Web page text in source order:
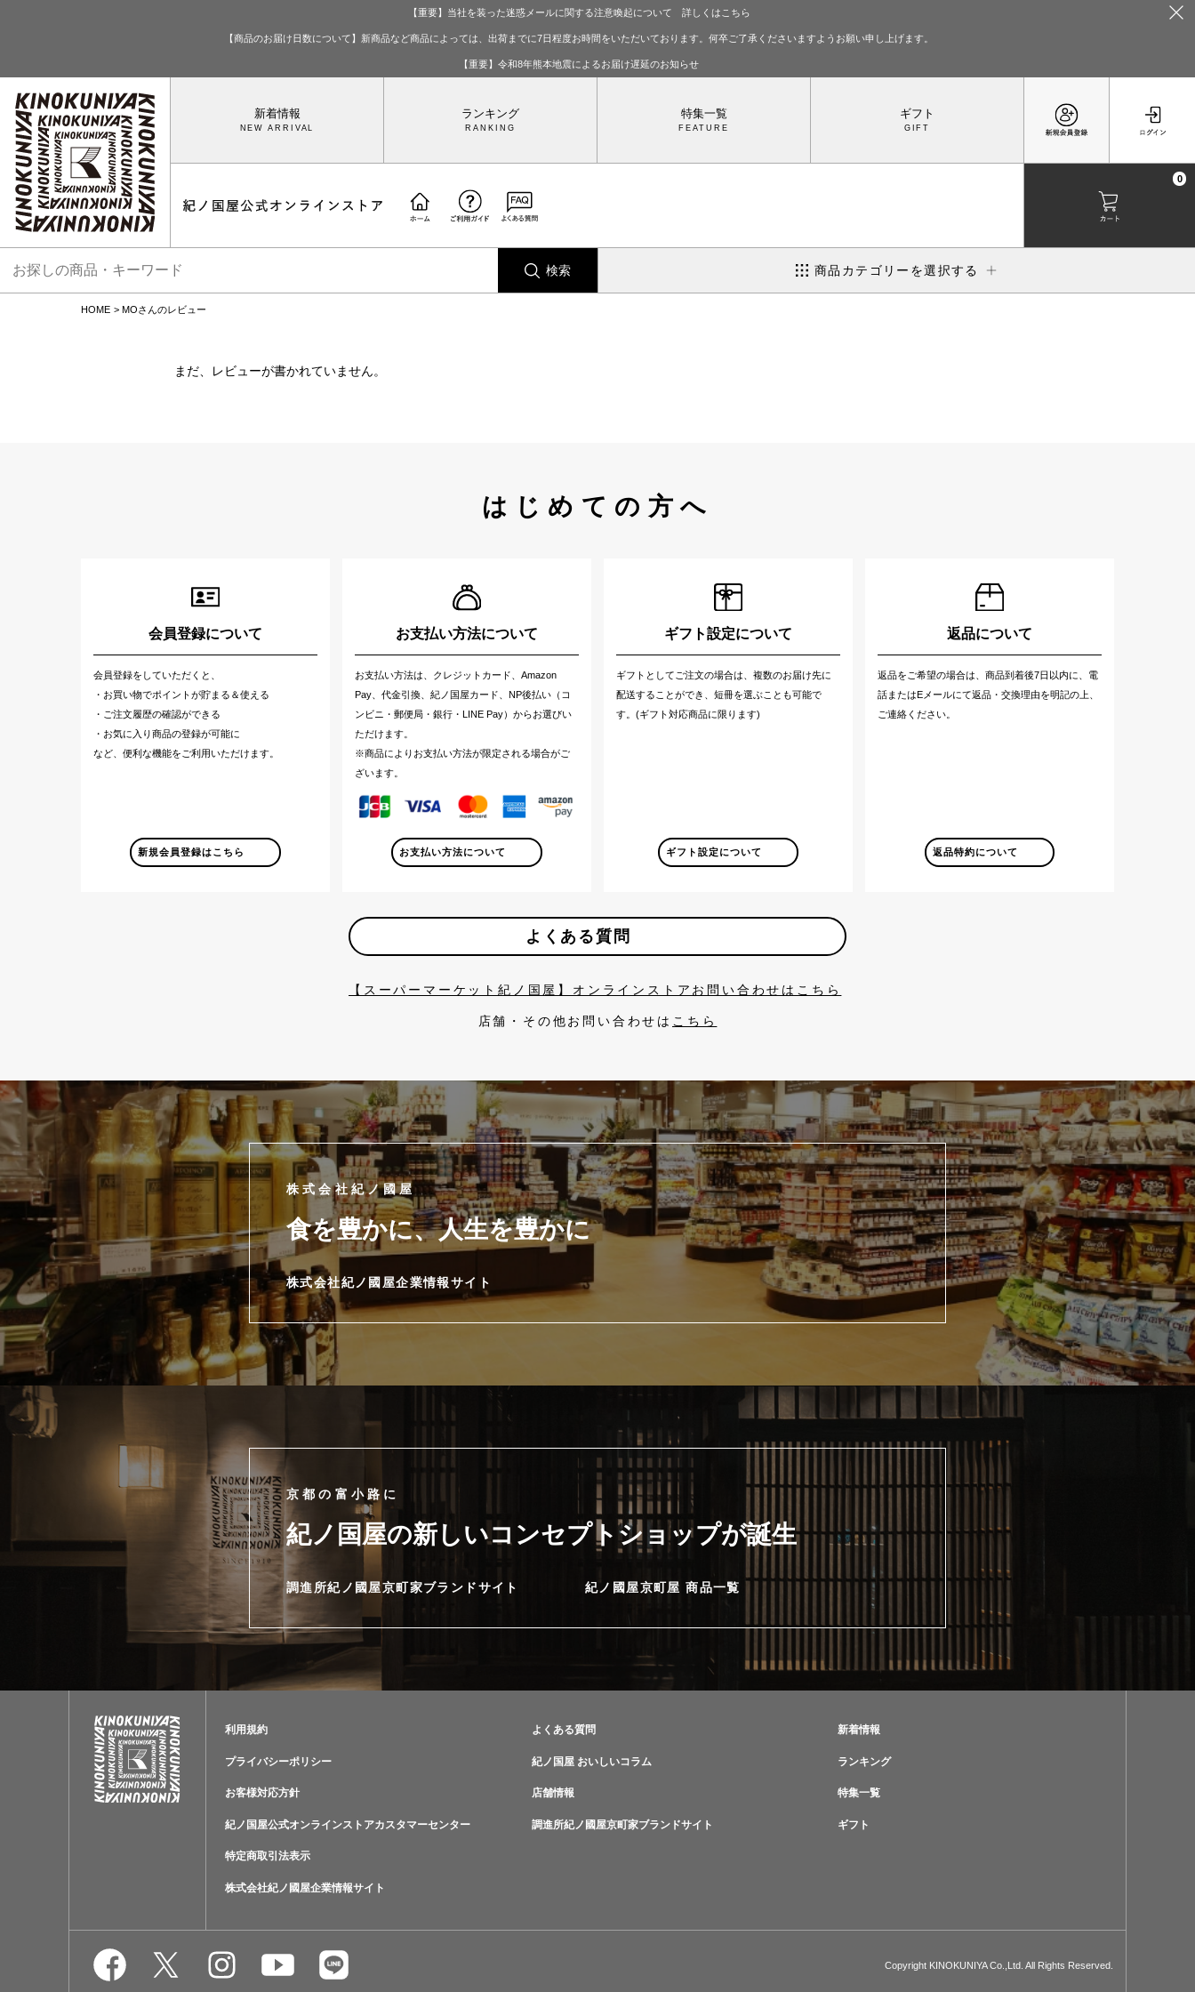
【重要】当社を装った迷惑メールに関する注意喚起について 詳しくはこちら
【商品のお届け日数について】新商品など商品によっては、出荷までに7日程度お時間をいただいております。何卒ご了承くださいますようお願い申し上げます。
【重要】令和8年熊本地震によるお届け遅延のお知らせ
0
新着情報 ランキング 特集一覧 ギフト
検索 商品カテゴリーを選択する
HOME MOさんのレビュー
まだ、レビューが書かれていません。
はじめての方へ
会員登録について
会員登録をしていただくと、
・お買い物でポイントが貯まる＆使える
・ご注文履歴の確認ができる
・お気に入り商品の登録が可能に
など、便利な機能をご利用いただけます。
新規会員登録はこちら
お支払い方法について
お支払い方法は、クレジットカード、Amazon
Pay、代金引換、紀ノ国屋カード、NP後払い（コ
ンビニ・郵便局・銀行・LINE Pay）からお選びい
ただけます。
※商品によりお支払い方法が限定される場合がご
ざいます。
お支払い方法について
ギフト設定について
ギフトとしてご注文の場合は、複数のお届け先に
配送することができ、短冊を選ぶことも可能で
す。(ギフト対応商品に限ります)
ギフト設定について
返品について
返品をご希望の場合は、商品到着後7日以内に、電
話またはEメールにて返品・交換理由を明記の上、
ご連絡ください。
返品特約について
よくある質問
【スーパーマーケット紀ノ国屋】オンラインストアお問い合わせはこちら
店舗・その他お問い合わせは こちら
株式会社紀ノ國屋
食を豊かに、人生を豊かに
株式会社紀ノ國屋企業情報サイト
京都の富小路に
紀ノ国屋の新しいコンセプトショップが誕生
調進所紀ノ國屋京町家ブランドサイト 紀ノ國屋京町屋 商品一覧
利用規約
プライバシーポリシー
お客様対応方針
紀ノ国屋公式オンラインストアカスタマーセンター
特定商取引法表示
株式会社紀ノ國屋企業情報サイト
よくある質問
紀ノ国屋 おいしいコラム
店舗情報
調進所紀ノ國屋京町家ブランドサイト
新着情報
ランキング
特集一覧
ギフト
Copyright KINOKUNIYA Co.,Ltd. All Rights Reserved.